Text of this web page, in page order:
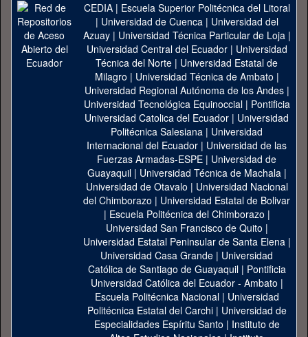
CEDIA| Escuela Superior Politécnica del Litoral
| Universidad de Cuenca| Universidad del
Azuay| Universidad Técnica Particular de Loja|
Universidad Central del Ecuador| Universidad
Técnica del Norte | Universidad Estatal de
Milagro | Universidad Técnica de Ambato |
Universidad Regional Autónoma de los Andes|
Universidad Tecnológica Equinoccial| Pontificia
Universidad Catolica del Ecuador | Universidad
Politécnica Salesiana | Universidad
Internacional del Ecuador | Universidad de las
Fuerzas Armadas-ESPE | Universidad de
Guayaquil| Universidad Técnica de Machala|
Universidad de Otavalo | Universidad Nacional
del Chimborazo | Universidad Estatal de Bolivar
| Escuela Politécnica del Chimborazo |
Universidad San Francisco de Quito |
Universidad Estatal Peninsular de Santa Elena|
Universidad Casa Grande | Universidad
Católica de Santiago de Guayaquil| Pontificia
Universidad Católica del Ecuador - Ambato |
Escuela Politécnica Nacional| Universidad
Politécnica Estatal del Carchi| Universidad de
Especialidades Espíritu Santo | Instituto de